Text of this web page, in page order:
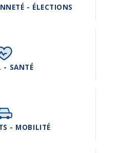
- ÉLECTIONS
- SANTÉ
- MOBILITÉ